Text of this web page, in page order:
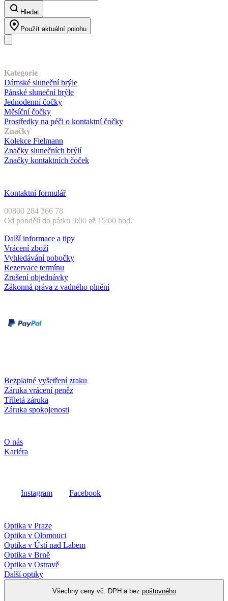
Hledat
Použít aktuální polohu
Kategorie
Dámské sluneční brýle
Pánské sluneční brýle
Jednodenní čočky
Měsíční čočky
Prostředky na péči o kontaktní čočky
Značky
Kolekce Fielmann
Značky slunečních brýlí
Značky kontaktních čoček
Kontaktní formulář
00800 284 366 78
Od pondělí do pátku 9:00 až 15:00 hod.
Další informace a tipy
Vrácení zboží
Vyhledávání pobočky
Rezervace termínu
Zrušení objednávky
Zákonná práva z vadného plnění
Bezplatné vyšetření zraku
Záruka vrácení peněz
Tříletá záruka
Záruka spokojenosti
O nás
Kariéra
Instagram Facebook
Optika v Praze
Optika v Olomouci
Optika v Ústí nad Labem
Optika v Brně
Optika v Ostravě
Další optiky
Všechny ceny vč. DPH a bez poštovného